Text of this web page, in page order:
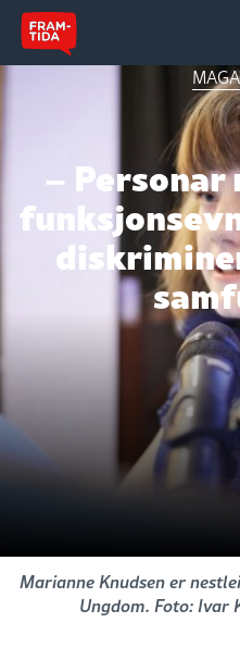
–
Marianne Knudsen er
Ungdom. Foto: Ivar